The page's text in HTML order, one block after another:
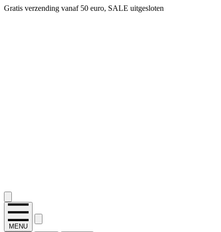
Gratis verzending vanaf 50 euro, SALE uitgesloten
MENU